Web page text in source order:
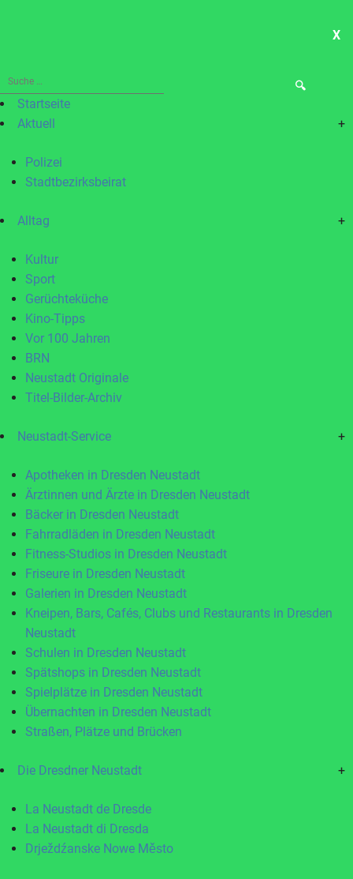
X
Suche
nach:Startseite
Aktuell
+
Polizei
Stadtbezirksbeirat
Alltag +
Kultur
Sport
Gerüchteküche
Kino-Tipps
Vor 100 Jahren
BRN
Neustadt Originale
Titel-Bilder-Archiv
Neustadt-Service +
Apotheken in Dresden Neustadt
Ärztinnen und Ärzte in Dresden Neustadt
Bäcker in Dresden Neustadt
Fahrradläden in Dresden Neustadt
Fitness-Studios in Dresden Neustadt
Friseure in Dresden Neustadt
Galerien in Dresden Neustadt
Kneipen, Bars, Cafés, Clubs und Restaurants in Dresden
Neustadt
Schulen in Dresden Neustadt
Spätshops in Dresden Neustadt
Spielplätze in Dresden Neustadt
Übernachten in Dresden Neustadt
Straßen, Plätze und Brücken
Die Dresdner Neustadt +
La Neustadt de Dresde
La Neustadt di Dresda
Drježdźanske Nowe Město